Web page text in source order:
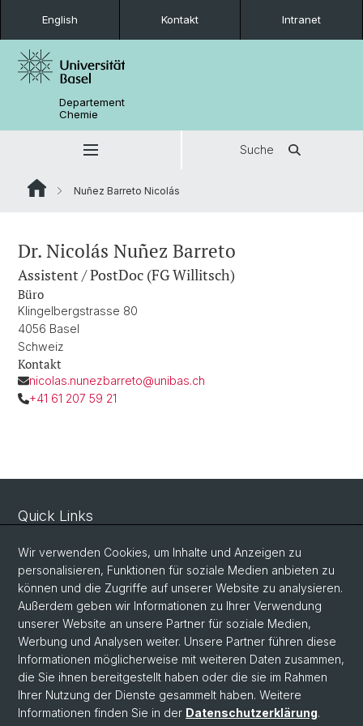
English Kontakt Intranet
Departement
Chemie
Suche
Nuñez Barreto Nicolás
Dr. Nicolás Nuñez Barreto
Assistent / PostDoc (FG Willitsch)
Büro
Klingelbergstrasse 80
4056 Basel
Schweiz
Kontakt
nicolas.nunezbarreto@unibas.ch
+41 61 207 59 21
Quick Links
Vorlesungsverzeichnis
Raumtool Universität Basel
Social Media
Instagram
Wir verwenden Cookies, um Inhalte und Anzeigen zu
personalisieren, Funktionen für soziale Medien anbieten zu
können und die Zugriffe auf unserer Website zu analysieren.
Außerdem geben wir Informationen zu Ihrer Verwendung
unserer Website an unsere Partner für soziale Medien,
Werbung und Analysen weiter. Unsere Partner führen diese
Informationen möglicherweise mit weiteren Daten zusammen,
die Sie ihnen bereitgestellt haben oder die sie im Rahmen
Ihrer Nutzung der Dienste gesammelt haben. Weitere
Informationen finden Sie in der Datenschutzerklärung.